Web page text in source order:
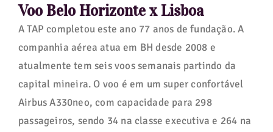
Voo Belo Horizonte x Lisboa
A TAP completou este ano 77 anos de fundação. A
companhia aérea atua em BH desde 2008 e
atualmente tem seis voos semanais partindo da
capital mineira. O voo é em um super confortável
Airbus A330neo, com capacidade para 298
passageiros, sendo 34 na classe executiva e 264 na